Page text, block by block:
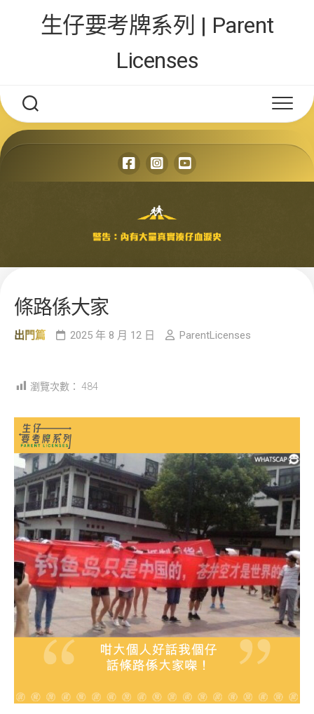
生仔要考牌系列 | Parent
Licenses
條路係大家
出門篇 2025 年 8 月 12 日 ParentLicenses
瀏覽次數： 484